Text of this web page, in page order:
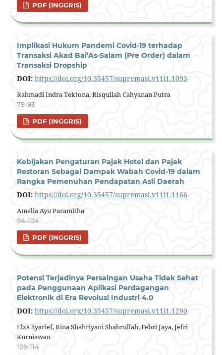
PDF (INGGRIS)
Implikasi Hukum Pandemi Covid-19 terhadap
Transaksi Akad Bai’As-Salam (Pre Order) dalam
Transaksi Dropship
DOI: https://doi.org/10.35457/supremasi.v11i1.1093
Rahmadi Indra Tektona, Risqullah Cahyanan Putra
79-93
PDF (INGGRIS)
Kebijakan Pengaturan Pajak Hotel dan Pajak
Restoran Sebagai Dampak Wabah Covid-19 dalam
Rangka Pemenuhan Pendapatan Asli Daerah
DOI: https://doi.org/10.35457/supremasi.v11i1.1166
Amelia Ayu Paramitha
94-104
PDF (INGGRIS)
Potensi Terjadinya Persaingan Usaha Tidak Sehat
pada Penggunaan Aplikasi Perdagangan
Elektronik di Era Revolusi Industri 4.0
DOI: https://doi.org/10.35457/supremasi.v11i1.1290
Elza Syarief, Rina Shahriyani Shahrullah, Febri Jaya, Jefri
Kurniawan
105-114